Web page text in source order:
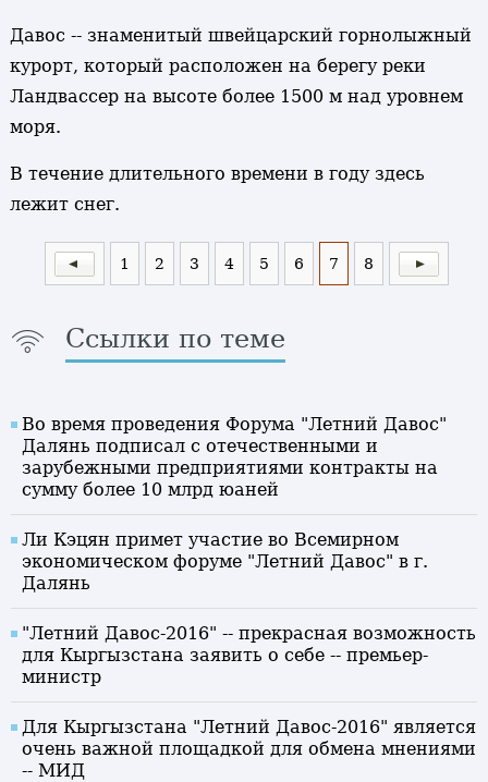
Давос -- знаменитый швейцарский горнолыжный
курорт, который расположен на берегу реки
Ландвассер на высоте более 1500 м над уровнем
моря.
В течение длительного времени в году здесь
лежит снег.
1 2 3 4 5 6 7 8
Ссылки по теме
Во время проведения Форума "Летний Давос"
Далянь подписал с отечественными и
зарубежными предприятиями контракты на
сумму более 10 млрд юаней
Ли Кэцян примет участие во Всемирном
экономическом форуме "Летний Давос" в г.
Далянь
"Летний Давос-2016" -- прекрасная возможность
для Кыргызстана заявить о себе -- премьер-
министр
Для Кыргызстана "Летний Давос-2016" является
очень важной площадкой для обмена мнениями
-- МИД